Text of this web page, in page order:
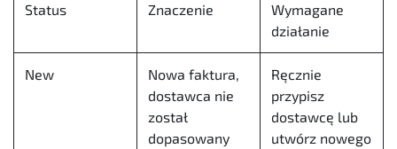
Status Znaczenie
Wymagane
działanie
New
Nowa faktura,
dostawca nie
został
dopasowany
Ręcznie
przypisz
dostawcę lub
utwórz nowego